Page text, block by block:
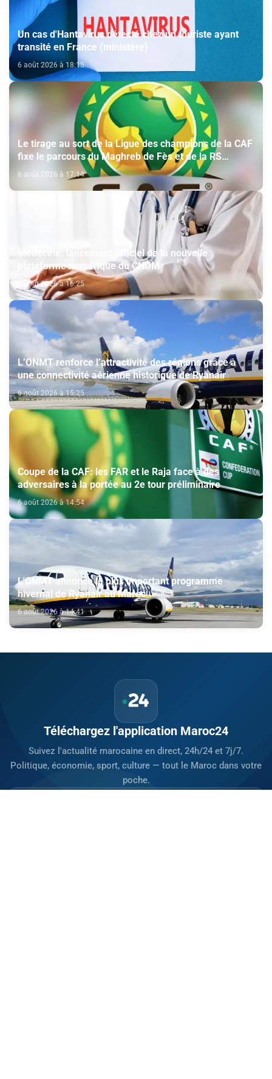
Un cas d'Hantavirus détecté chez un touriste ayant
transité en France (ministère)
6 août 2026 à 18:15
Le tirage au sort de la Ligue des champions de la CAF
fixe le parcours du Maghreb de Fès et de la RS
Berkane
6 août 2026 à 17:14
Médecine: lancement officiel de la nouvelle
plateforme numérique du CNOM
6 août 2026 à 16:25
L’ONMT renforce l’attractivité des régions grâce à
une connectivité aérienne historique de Ryanair
6 août 2026 à 15:25
Coupe de la CAF: les FAR et le Raja face à des
adversaires à la portée au 2e tour préliminaire
6 août 2026 à 14:54
L'ONMT annonce le plus important programme
hivernal de Ryanair au Maroc
6 août 2026 à 14:41
Téléchargez l'application Maroc24
Suivez l'actualité marocaine en direct, 24h/24 et 7j/7.
Politique, économie, sport, culture — tout le Maroc dans votre
poche.